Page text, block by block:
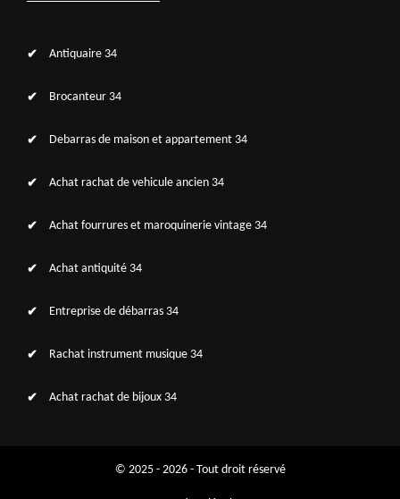
Antiquaire 34
Brocanteur 34
Debarras de maison et appartement 34
Achat rachat de vehicule ancien 34
Achat fourrures et maroquinerie vintage 34
Achat antiquité 34
Entreprise de débarras 34
Rachat instrument musique 34
Achat rachat de bijoux 34
© 2025 - 2026 - Tout droit réservé